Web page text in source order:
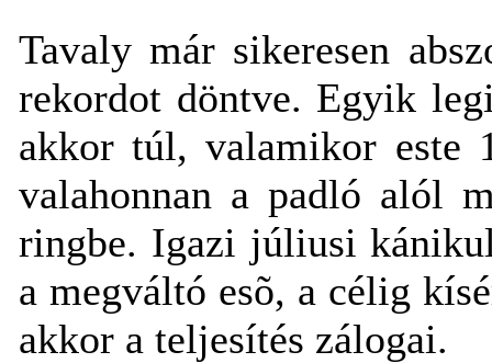
Tavaly már sikeresen
rekordot döntve. Egyik
akkor túl, valamikor este
valahonnan a padló alól
ringbe. Igazi júliusi
a megváltó esõ, a célig
akkor a teljesítés zálogai.